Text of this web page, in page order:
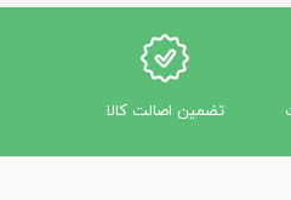
تضمین اصالت کالا